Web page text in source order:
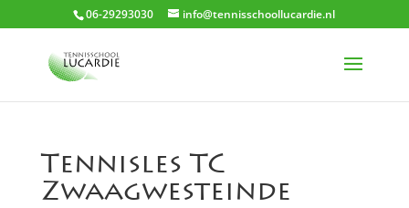
06-29293030 info@tennisschoollucardie.nl
Tennisles TC
Zwaagwesteinde